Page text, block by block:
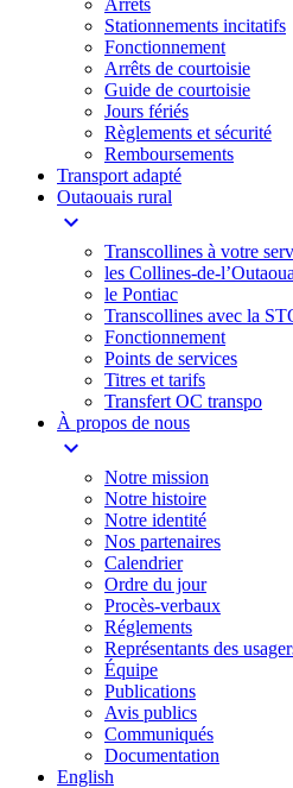
Arrêts
Stationnements incitatifs​
Fonctionnement
Arrêts de courtoisie​
Guide de courtoisie
Jours fériés
Règlements et sécurité
Remboursements
Transport adapté
Outaouais rural
expand_more
Transcollines à votre
les Collines-de-
le Pontiac​
Transcollines avec la
Fonctionnement
Points de services
Titres et tarifs
Transfert OC transpo
À propos de nous
expand_more
Notre mission
Notre histoire
Notre identité
Nos partenaires
Calendrier
Ordre du jour
Procès-verbaux
Réglements
Représentants des
Équipe
Publications
Avis publics
Communiqués
Documentation
English